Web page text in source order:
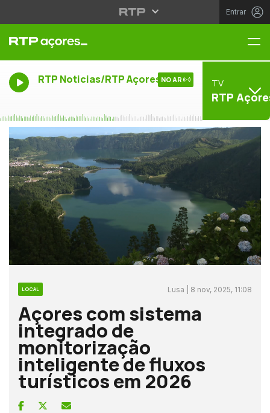
Entrar
RTP Noticias/RTP Açores NO AR TV
RTP
LOCAL Lusa | 8 nov, 2025, 11:08
Açores com sistema
integrado de
monitorização
inteligente de fluxos
turísticos em 2026